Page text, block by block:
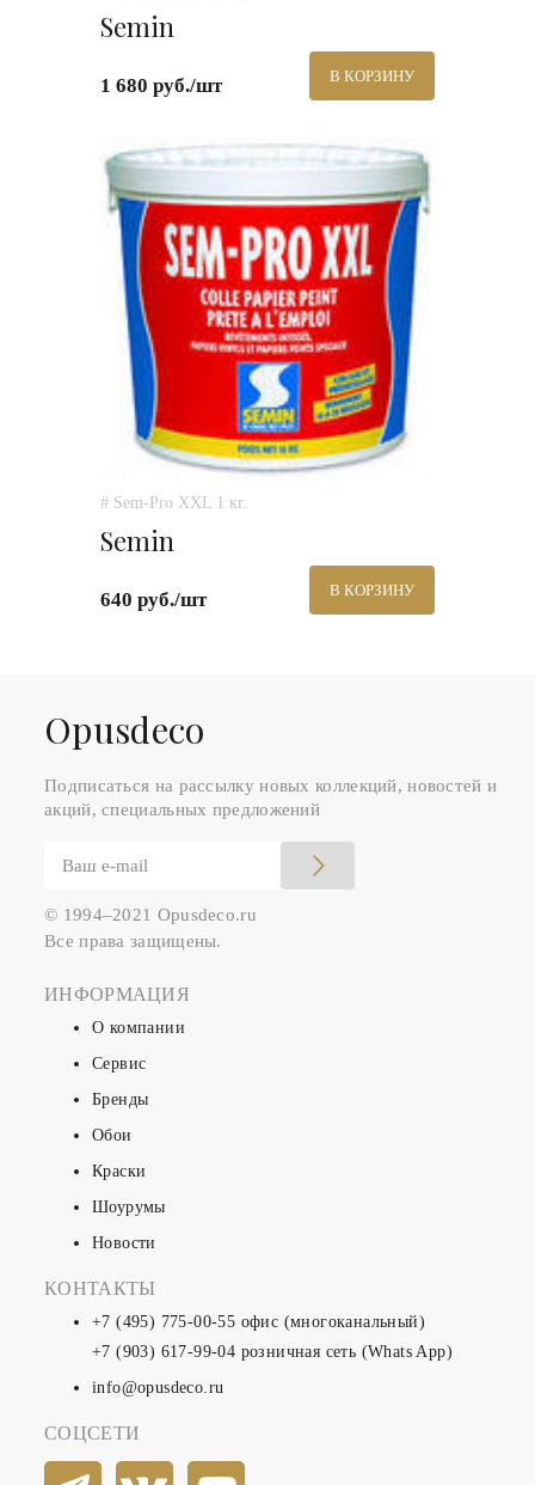
Semin
1 680 руб./шт В КОРЗИНУ
# Sem-Pro XXL 1 кг.
Semin
640 руб./шт В КОРЗИНУ
Оpusdeco
Подписаться на рассылку новых коллекций, новостей и
акций, специальных предложений
© 1994–2021 Opusdeco.ru
Все права защищены.
ИНФОРМАЦИЯ
О компании
Сервис
Бренды
Обои
Краски
Шоурумы
Новости
КОНТАКТЫ
+7 (495) 775-00-55 офис (многоканальный)
+7 (903) 617-99-04 розничная сеть (Whats App)
info@opusdeco.ru
СОЦСЕТИ